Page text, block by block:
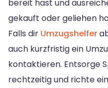
bereit hast und
gekauft oder geliehen
Falls dir Umzugshelfer
auch kurzfristig ein
kontaktieren. Entsorge
rechtzeitig und richte